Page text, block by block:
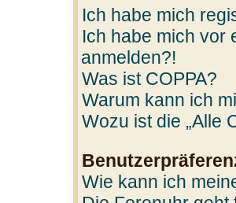
Ich habe mich
Ich habe mich vor
anmelden?!
Was ist COPPA?
Warum kann ich
Wozu ist die „Alle
Wie kann ich